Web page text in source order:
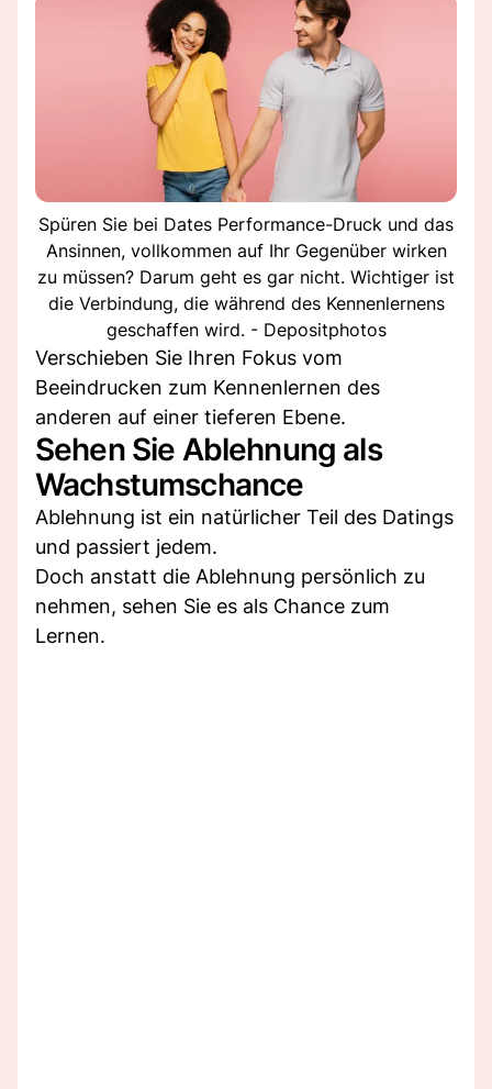
Spüren Sie bei Dates Performance-Druck und das
Ansinnen, vollkommen auf Ihr Gegenüber wirken
zu müssen? Darum geht es gar nicht. Wichtiger ist
die Verbindung, die während des Kennenlernens
geschaffen wird. - Depositphotos
Verschieben Sie Ihren Fokus vom
Beeindrucken zum Kennenlernen des
anderen auf einer tieferen Ebene.
Sehen Sie Ablehnung als
Wachstumschance
Ablehnung ist ein natürlicher Teil des Datings
und passiert jedem.
Doch anstatt die Ablehnung persönlich zu
nehmen, sehen Sie es als Chance zum
Lernen.